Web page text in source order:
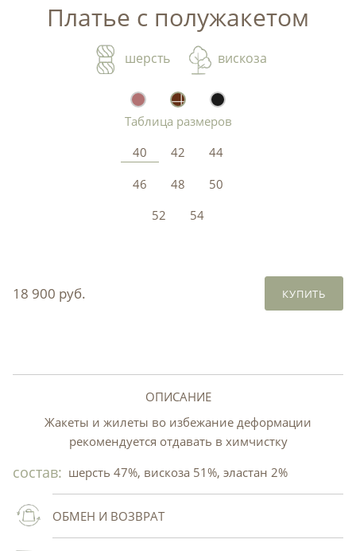
Платье с полужакетом
шерсть вискоза
Таблица размеров
40
42
44
46
48
50
52
54
18 900 руб. КУПИТЬ
ОПИСАНИЕ
Жакеты и жилеты во избежание деформации
рекомендуется отдавать в химчистку
состав: шерсть 47%, вискоза 51%, эластан 2%
ОБМЕН И ВОЗВРАТ